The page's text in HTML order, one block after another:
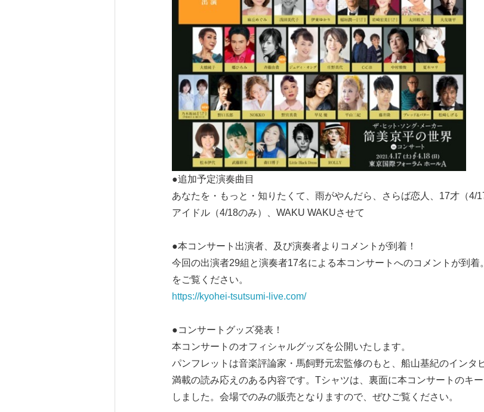
●追加予定演奏曲目
あなたを・もっと・知りたくて、雨がやんだら、さらば恋人、17才（4/
アイドル（4/18のみ）、WAKU WAKUさせて
●本コンサート出演者、及び演奏者よりコメントが到着！
今回の出演者29組と演奏者17名による本コンサートへのコメントが到着
をご覧ください。
https://kyohei-tsutsumi-live.com/
●コンサートグッズ発表！
本コンサートのオフィシャルグッズを公開いたします。
パンフレットは音楽評論家・馬飼野元宏監修のもと、船山基紀のインタ
満載の読み応えのある内容です。Tシャツは、裏面に本コンサートのキ
しました。会場でのみの販売となりますので、ぜひご覧ください。